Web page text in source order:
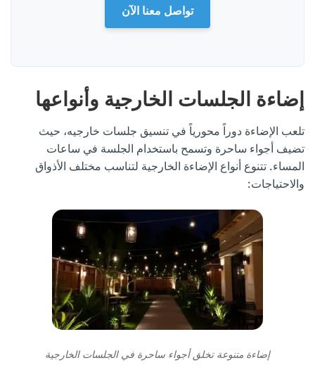
تواصل معنا الآن
إضاءة الجلسات الخارجية وأنواعها
تلعب الإضاءة دوراً محورياً في تنسيق جلسات خارجيه، حيث
تضيف أجواء ساحرة وتسمح باستخدام الجلسة في ساعات
المساء. تتنوع أنواع الإضاءة الخارجية لتناسب مختلف الأذواق
والاحتياجات:
إضاءة متنوعة تخلق أجواء ساحرة في الجلسات الخارجية